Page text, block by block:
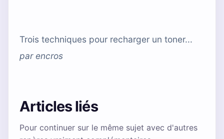
Trois techniques pour recharger un toner...
parencros
Articles liés
Pour continuer sur le même sujet avec d'autres